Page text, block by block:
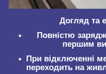
Догляд та
Повністю
першим
При відключенні
переходить на